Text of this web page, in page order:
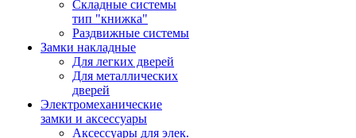
Складные системы
тип "книжка"
Раздвижные системы
Замки накладные
Для легких дверей
Для металлических
дверей
Электромеханические
замки и аксессуары
Аксессуары для элек.